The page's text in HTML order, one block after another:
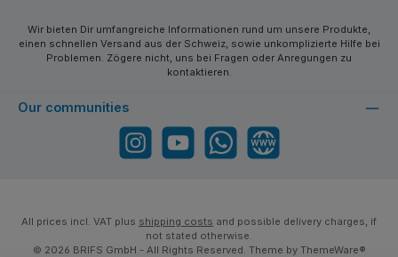
Wir bieten Dir umfangreiche Informationen rund um unsere Produkte,
einen schnellen Versand aus der Schweiz, sowie unkomplizierte Hilfe bei
Problemen. Zögere nicht, uns bei Fragen oder Anregungen zu
kontaktieren.
Our communities
Instagram YouTube WhatsApp Website
All prices incl. VAT plus shipping costs and possible delivery charges, if
not stated otherwise.
© 2026 BRIFS GmbH - All Rights Reserved. Theme by ThemeWare®